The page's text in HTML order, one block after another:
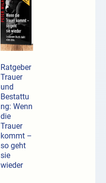
Ratgeber
Trauer
und
Bestattu
ng: Wenn
die
Trauer
kommt –
so geht
sie
wieder